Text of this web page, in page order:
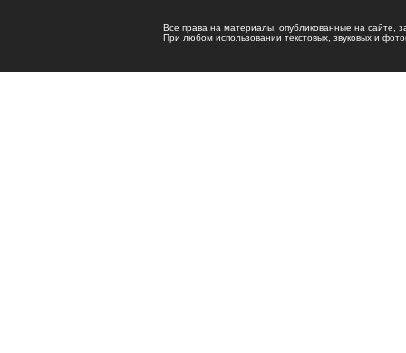
Все права на материалы, опубликованные на сайте,
При любом использовании текстовых, звуковых и